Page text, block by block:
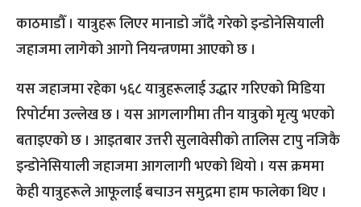
काठमाडौँ । यात्रुहरू लिएर मानाडो जाँदै गरेको इन्डोनेसियाली
जहाजमा लागेको आगो नियन्त्रणमा आएको छ ।
यस जहाजमा रहेका ५६८ यात्रुहरूलाई उद्धार गरिएको मिडिया
रिपोर्टमा उल्लेख छ । यस आगलागीमा तीन यात्रुको मृत्यु भएको
बताइएको छ । आइतबार उत्तरी सुलावेसीको तालिस टापु नजिकै
इन्डोनेसियाली जहाजमा आगलागी भएको थियो । यस क्रममा
केही यात्रुहरूले आफूलाई बचाउन समुद्रमा हाम फालेका थिए ।